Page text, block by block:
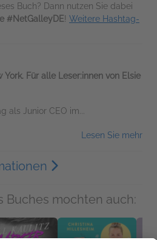
Buch? Dann nutzen Sie dabei
#NetGalleyDE! Weitere Hashtag-
York. Für alle Leser:innen von Elsie
als Junior CEO im...
Lesen Sie mehr
Buches mochten auch: